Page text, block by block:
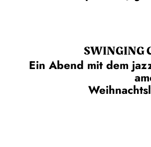
SWINGING
Ein Abend mit dem